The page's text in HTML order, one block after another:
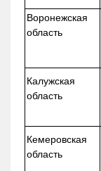
Воронежская
область
Калужская
область
Кемеровская
область